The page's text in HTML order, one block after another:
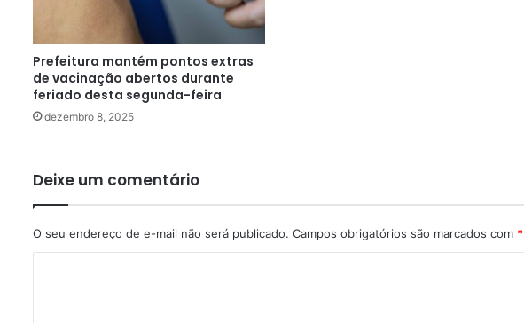
Prefeitura mantém pontos extras
de vacinação abertos durante
feriado desta segunda-feira
dezembro 8, 2025
Deixe um comentário
O seu endereço de e-mail não será publicado. Campos obrigatórios são marcados com *